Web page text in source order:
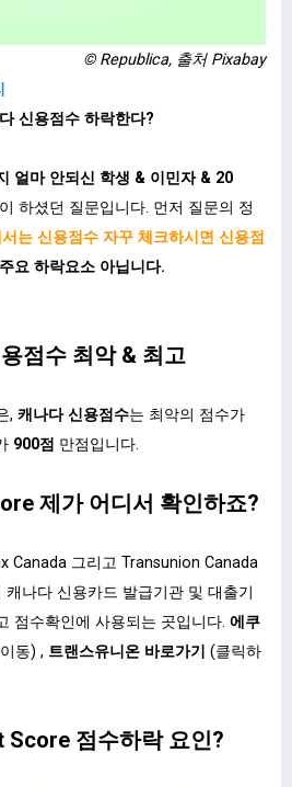
© Republica, 출처 Pixabay
신용점수 하락한다?
얼마 안되신 학생 & 이민자 & 20
하셨던 질문입니다. 먼저 질문의 정
는 신용점수 자꾸 체크하시면 신용점
요 하락요소 아닙니다.
점수 최악 & 최고
, 캐나다 신용점수는 최악의 점수가
900점 만점입니다.
제가 어디서 확인하죠?
Canada 그리고 Transunion Canada
나다 신용카드 발급기관 및 대출기
점수확인에 사용되는 곳입니다. 에쿠
동) , 트랜스유니온 바로가기 (클릭하
Score 점수하락 요인?